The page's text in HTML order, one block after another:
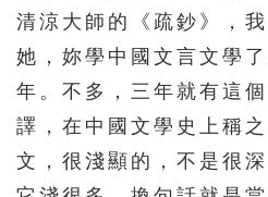
清涼大師的《疏鈔》，
她，妳學中國文言文學
年。不多，三年就有這
譯，在中國文學史上稱
文，很淺顯的，不是很